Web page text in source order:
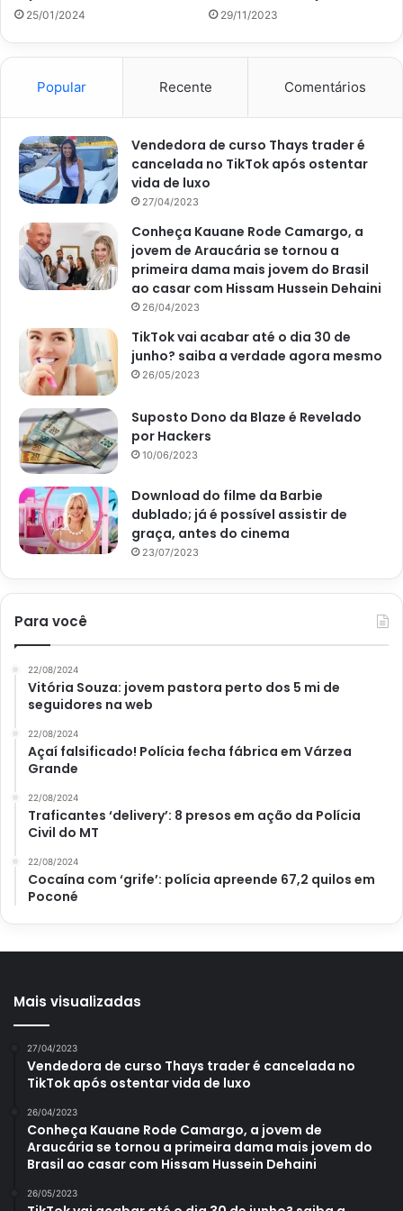
4,6 gr de fibras.
Curau de milho com coco: essa receita é deliciosa e muito fácil de
Receita de curau de milho
com coco
O curau de milho com coco é fácil de fazer e você não vai
precisar de mais do que 6 ingredientes no total. Então, se
prepare para fazer essa receita e pegue os seguintes
itens:
500 ml de leite;
200 gr de leite de coco;
10 espigas de milho;
Coco ralado ou canela em pó, opcional.
Caso não tenha o açúcar de coco em casa, pode usar o
açúcar cristal ou demerara. Mas, para quem quer uma
opção mais saudável, a dica é preparar a receita sem
acrescentar açúcar e adoçar a sobremesa, na hora de
servir, com mel.
Modo de preparo do curau de
milho com coco
25/01/2024 29/11/2023
Popular Recente Comentários
Vendedora de curso Thays trader é
cancelada no TikTok após ostentar
vida de luxo
27/04/2023
Conheça Kauane Rode Camargo, a
jovem de Araucária se tornou a
primeira dama mais jovem do Brasil
ao casar com Hissam Hussein Dehaini
26/04/2023
TikTok vai acabar até o dia 30 de
junho? saiba a verdade agora mesmo
26/05/2023
Suposto Dono da Blaze é Revelado
por Hackers
10/06/2023
Download do filme da Barbie
dublado; já é possível assistir de
graça, antes do cinema
23/07/2023
Para você
22/08/2024
Vitória Souza: jovem pastora perto dos 5 mi de
seguidores na web
22/08/2024
Açaí falsificado! Polícia fecha fábrica em Várzea
Grande
22/08/2024
Traficantes ‘delivery’: 8 presos em ação da Polícia
Civil do MT
22/08/2024
Cocaína com ‘grife’: polícia apreende 67,2 quilos em
Poconé
Mais visualizadas
27/04/2023
Vendedora de curso Thays trader é cancelada no
TikTok após ostentar vida de luxo
26/04/2023
Conheça Kauane Rode Camargo, a jovem de
Araucária se tornou a primeira dama mais jovem do
Brasil ao casar com Hissam Hussein Dehaini
26/05/2023